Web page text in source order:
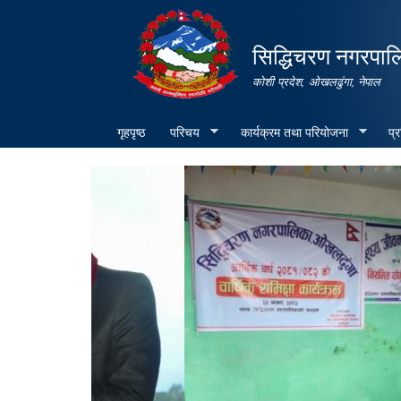
सिद्धिचरण
कोशी प्रदेश, ओखलढुंगा, नेपाल
गृहपृष्ठ परिचय कार्यक्रम तथा परियोजना